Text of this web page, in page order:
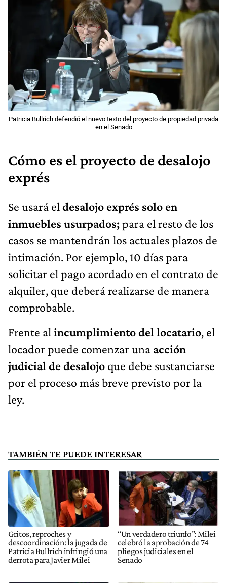
Patricia Bullrich defendió el nuevo texto del proyecto de propiedad privada
en el Senado
Cómo es el proyecto de desalojo
exprés
Se usará el desalojo exprés solo en
inmuebles usurpados;para el resto de los
casos se mantendrán los actuales plazos de
intimación. Por ejemplo, 10 días para
solicitar el pago acordado en el contrato de
alquiler, que deberá realizarse de manera
comprobable.
Frente al incumplimiento del locatario, el
locador puede comenzar una acción
judicial de desalojo que debe sustanciarse
por el proceso más breve previsto por la
ley.
TAMBIÉN TE PUEDE INTERESAR
Gritos, reproches y
descoordinación: la jugada de
Patricia Bullrich infringió una
derrota para Javier Milei
“Un verdadero triunfo”: Milei
celebró la aprobación de 74
pliegos judiciales en el
Senado